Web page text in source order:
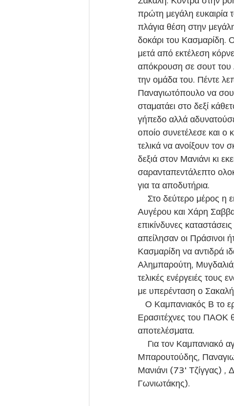
πρώτη μεγάλη ευκαιρία
πλάγια θέση στην
δοκάρι του Κασμαρίδη.
μετά από εκτέλεση
απόκρουση σε σουτ του
την ομάδα του. Πέντε
Παναγιωτόπουλο να
σταματάει στο δεξί
γήπεδο αλλά
οποίο συνετέλεσε και ο
τελικά να ανοίξουν τον
δεξιά στον Μανιάνι κι
σαρανταπεντάλεπτο
για τα αποδυτήρια.
Αυγέρου και Χάρη
επικίνδυνες
απείλησαν οι Πράσινοι
Κασμαρίδη να αντιδρά
Αλημπαρούτη,
τελικές ενέργειές
με υπερένταση ο
Ερασιτέχνες του ΠΑΟΚ
αποτελέσματα.
Μπαρουτούδης,
Μανιάνι (73' Τζίγγας)
Γωνιωτάκης).